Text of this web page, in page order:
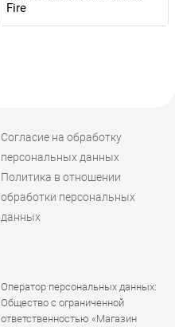
Fire
Согласие на обработку
персональных данных
Политика в отношении
обработки персональных
данных
Оператор персональных данных:
Общество с ограниченной
ответственностью «Магазин